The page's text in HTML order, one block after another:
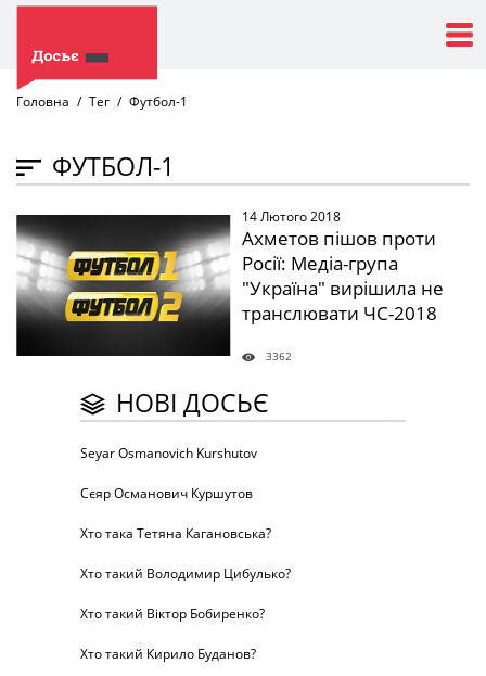
Головна Тег Футбол-1
ФУТБОЛ-1
" /> 14 Лютого 2018
Ахметов пішов проти
Росії: Медіа-група
"Україна" вирішила не
транслювати ЧС-2018
3362
НОВІ ДОСЬЄ
Seyar Osmanovich Kurshutov
Сєяр Османович Куршутов
Хто така Тетяна Кагановська?
Хто такий Володимир Цибулько?
Хто такий Віктор Бобиренко?
Хто такий Кирило Буданов?